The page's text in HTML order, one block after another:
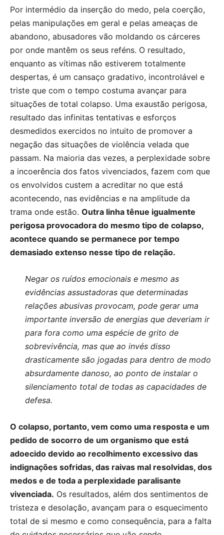
Por intermédio da inserção do medo, pela coerção,
pelas manipulações em geral e pelas ameaças de
abandono, abusadores vão moldando os cárceres
por onde mantêm os seus reféns. O resultado,
enquanto as vítimas não estiverem totalmente
despertas, é um cansaço gradativo, incontrolável e
triste que com o tempo costuma avançar para
situações de total colapso. Uma exaustão perigosa,
resultado das infinitas tentativas e esforços
desmedidos exercidos no intuito de promover a
negação das situações de violência velada que
passam. Na maioria das vezes, a perplexidade sobre
a incoerência dos fatos vivenciados, fazem com que
os envolvidos custem a acreditar no que está
acontecendo, nas evidências e na amplitude da
trama onde estão. Outra linha tênue igualmente
perigosa provocadora do mesmo tipo de colapso,
acontece quando se permanece por tempo
demasiado extenso nesse tipo de relação.
Negar os ruídos emocionais e mesmo as
evidências assustadoras que determinadas
relações abusivas provocam, pode gerar uma
importante inversão de energias que deveriam ir
para fora como uma espécie de grito de
sobrevivência, mas que ao invés disso
drasticamente são jogadas para dentro de modo
absurdamente danoso, ao ponto de instalar o
silenciamento total de todas as capacidades de
defesa.
O colapso, portanto, vem como uma resposta e um
pedido de socorro de um organismo que está
adoecido devido ao recolhimento excessivo das
indignações sofridas, das raivas mal resolvidas, dos
medos e de toda a perplexidade paralisante
vivenciada. Os resultados, além dos sentimentos de
tristeza e desolação, avançam para o esquecimento
total de si mesmo e como consequência, para a falta